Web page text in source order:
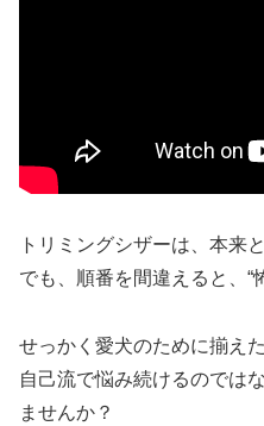
トリミングシザーは、本来
でも、順番を間違えると、“
せっかく愛犬のために揃え
自己流で悩み続けるのでは
ませんか？